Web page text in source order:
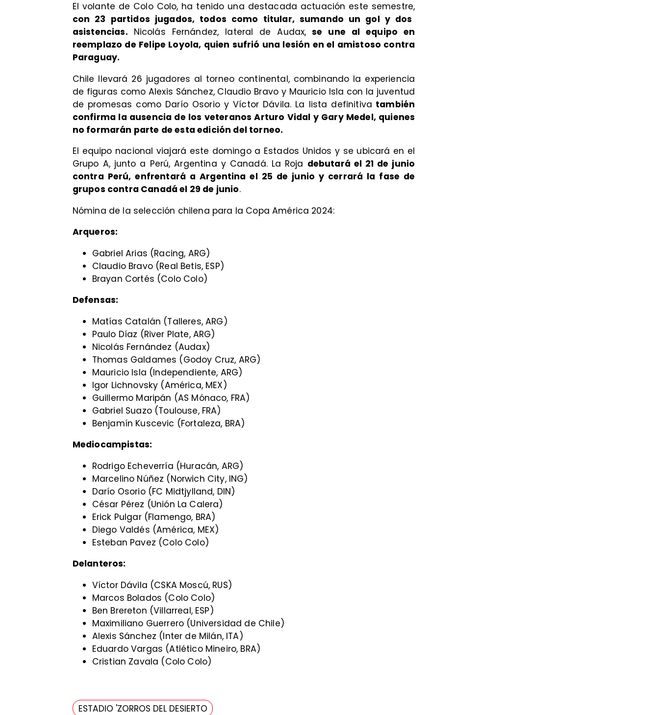
El volante de Colo Colo, ha tenido una destacada actuación este semestre,
con 23 partidos jugados, todos como titular, sumando un gol y dos
asistencias. Nicolás Fernández, lateral de Audax, se une al equipo en
reemplazo de Felipe Loyola, quien sufrió una lesión en el amistoso contra
Paraguay.
Chile llevará 26 jugadores al torneo continental, combinando la experiencia
de figuras como Alexis Sánchez, Claudio Bravo y Mauricio Isla con la juventud
de promesas como Darío Osorio y Víctor Dávila. La lista definitiva también
confirma la ausencia de los veteranos Arturo Vidal y Gary Medel, quienes
no formarán parte de esta edición del torneo.
El equipo nacional viajará este domingo a Estados Unidos y se ubicará en el
Grupo A, junto a Perú, Argentina y Canadá. La Roja debutará el 21 de junio
contra Perú, enfrentará a Argentina el 25 de junio y cerrará la fase de
grupos contra Canadá el 29 de junio.
Nómina de la selección chilena para la Copa América 2024:
Arqueros:
Gabriel Arias (Racing, ARG)
Claudio Bravo (Real Betis, ESP)
Brayan Cortés (Colo Colo)
Defensas:
Matías Catalán (Talleres, ARG)
Paulo Díaz (River Plate, ARG)
Nicolás Fernández (Audax)
Thomas Galdames (Godoy Cruz, ARG)
Mauricio Isla (Independiente, ARG)
Igor Lichnovsky (América, MEX)
Guillermo Maripán (AS Mónaco, FRA)
Gabriel Suazo (Toulouse, FRA)
Benjamín Kuscevic (Fortaleza, BRA)
Mediocampistas:
Rodrigo Echeverría (Huracán, ARG)
Marcelino Núñez (Norwich City, ING)
Darío Osorio (FC Midtjylland, DIN)
César Pérez (Unión La Calera)
Erick Pulgar (Flamengo, BRA)
Diego Valdés (América, MEX)
Esteban Pavez (Colo Colo)
Delanteros:
Víctor Dávila (CSKA Moscú, RUS)
Marcos Bolados (Colo Colo)
Ben Brereton (Villarreal, ESP)
Maximiliano Guerrero (Universidad de Chile)
Alexis Sánchez (Inter de Milán, ITA)
Eduardo Vargas (Atlético Mineiro, BRA)
Cristian Zavala (Colo Colo)
ESTADIO 'ZORROS DEL DESIERTO